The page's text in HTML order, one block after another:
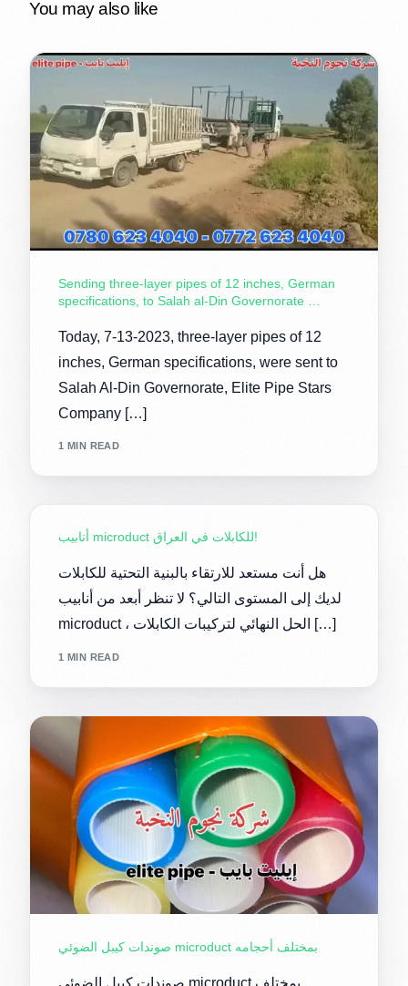
You may also like
Sending three-layer pipes of 12 inches, German
specifications, to Salah al-Din Governorate …
Today, 7-13-2023, three-layer pipes of 12
inches, German specifications, were sent to
Salah Al-Din Governorate, Elite Pipe Stars
Company […]
1 MIN READ
أنابيب microduct للكابلات في العراق!
هل أنت مستعد للارتقاء بالبنية التحتية للكابلات
لديك إلى المستوى التالي؟ لا تنظر أبعد من أنابيب
microduct ، الحل النهائي لتركيبات الكابلات […]
1 MIN READ
صوندات كيبل الضوئي microduct بمختلف أحجامه
صوندات كيبل الضوئي microduct بمختلف